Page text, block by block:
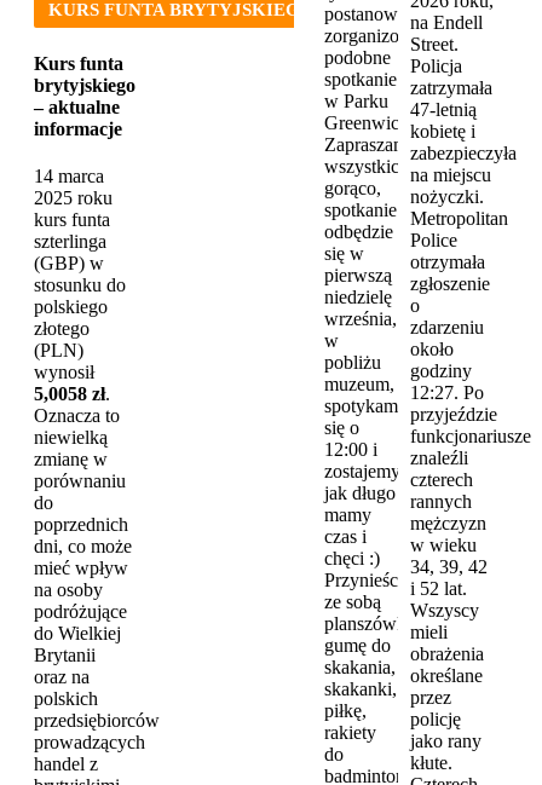
KURS FUNTA BRYTYJSKIEGO
Kurs funta
brytyjskiego
– aktualne
informacje
14 marca
2025 roku
kurs funta
szterlinga
(GBP) w
stosunku do
polskiego
złotego
(PLN)
wynosił
5,0058 zł.
Oznacza to
niewielką
zmianę w
porównaniu
do
poprzednich
dni, co może
mieć wpływ
na osoby
podróżujące
do Wielkiej
Brytanii
oraz na
polskich
przedsiębiorców
prowadzących
handel z
postanowiliśmy
zorganizować
podobne
spotkanie
w Parku
Greenwich.
Zapraszamy
wszystkich
gorąco,
spotkanie
odbędzie
się w
pierwszą
niedzielę
września,
w
pobliżu
muzeum,
spotykamy
się o
12:00 i
zostajemy
jak długo
mamy
czas i
chęci :)
Przynieście
ze sobą
planszówki,
gumę do
skakania,
skakanki,
piłkę,
rakiety
do
badmintona
na Endell
Street.
Policja
zatrzymała
47-letnią
kobietę i
zabezpieczyła
na miejscu
nożyczki.
Metropolitan
Police
otrzymała
zgłoszenie
o
zdarzeniu
około
godziny
12:27. Po
przyjeździe
funkcjonariusze
znaleźli
czterech
rannych
mężczyzn
w wieku
34, 39, 42
i 52 lat.
Wszyscy
mieli
obrażenia
określane
przez
policję
jako rany
kłute.